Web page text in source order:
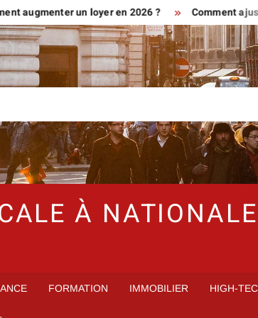
un loyer en 2026 ? Comment ajuster son
À NATIONALE
FORMATION IMMOBILIER HIGH-